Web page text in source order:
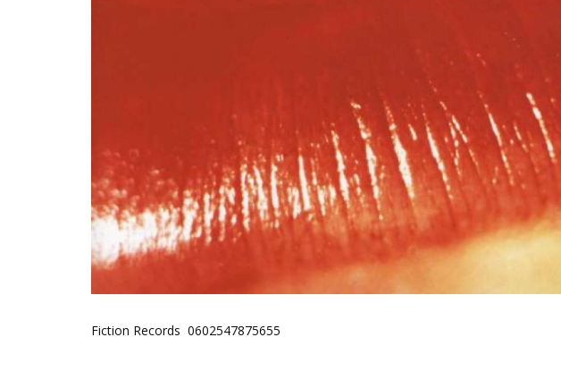
Fiction Records 0602547875655